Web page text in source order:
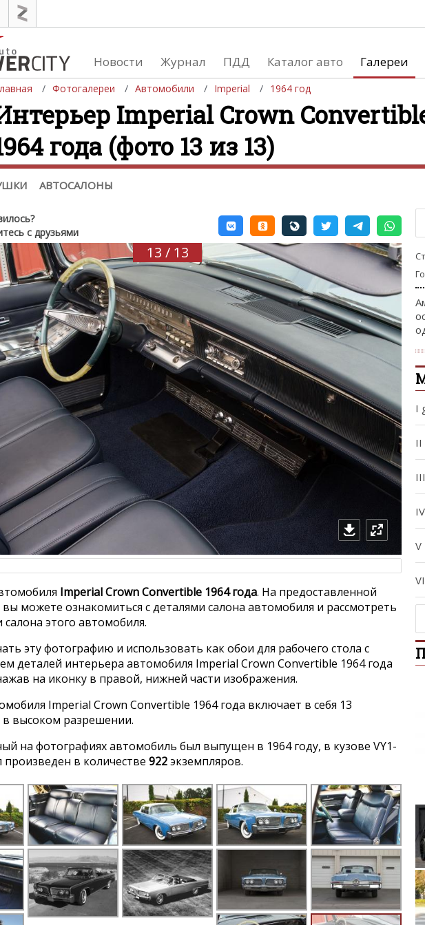
Новости Журнал ПДД Каталог авто Галереи
Фотогалереи Автомобили Imperial 1964 год
Imperial Crown
года (фото 13 из 13)
АВТОСАЛОНЫ
добавления
(+1102)
Девушки
Девушки и автомобили
Девушки и мото
Автосалоны
Список мировых автосалонов
с друзьями
13 / 13
Imperial Crown Convertible 1964 года. На предоставленной
можете ознакомиться с деталями салона автомобиля и рассмотреть
салона этого автомобиля.
эту фотографию и использовать как обои для рабочего стола с
деталей интерьера автомобиля Imperial Crown Convertible 1964 года
на иконку в правой, нижней части изображения.
Imperial Crown Convertible 1964 года включает в себя 13
высоком разрешении.
на фотографиях автомобиль был выпущен в 1964 году, в кузове VY1-
произведен в количестве 922экземпляров.
I
II
V